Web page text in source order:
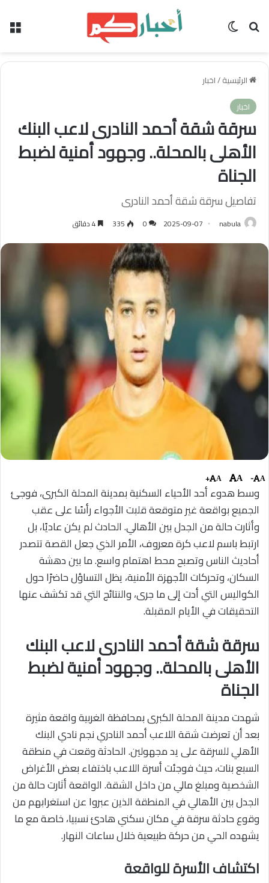
بحث عن الوضع المظلم
الرئيسية/اخبار
اخبار
سرقة شقة أحمد النادرى لاعب البنك
الأهلى بالمحلة.. وجهود أمنية لضبط
الجناة
تفاصيل سرقة شقة أحمد النادرى
nabula
2025-09-07
0
335
A
-
A
A
+
وسط هدوء أحد الأحياء السكنية بمدينة المحلة الكبرى، فوجئ
الجميع بواقعة غير متوقعة قلبت الأجواء رأسًا على عقب
وأثارت حالة من الجدل بين الأهالي. الحادث لم يكن عاديًا، بل
ارتبط باسم لاعب كرة معروف، الأمر الذي جعل القصة تتصدر
أحاديث الناس وتصبح محط اهتمام واسع. ما بين دهشة
السكان، وتحركات الأجهزة الأمنية، يظل التساؤل حاضرًا حول
الكواليس التي أدت إلى ما جرى، والنتائج التي قد تكشف عنها
التحقيقات في الأيام المقبلة.
سرقة شقة أحمد النادرى لاعب البنك
الأهلى بالمحلة.. وجهود أمنية لضبط
الجناة
شهدت مدينة المحلة الكبرى بمحافظة الغربية واقعة مثيرة
بعد أن تعرضت شقة اللاعب أحمد النادري نجم نادي البنك
الأهلي للسرقة على يد مجهولين. الحادثة وقعت في منطقة
السبع بنات، حيث فوجئت أسرة اللاعب باختفاء بعض الأغراض
الشخصية ومبلغ مالي من داخل الشقة. الواقعة أثارت حالة من
الجدل بين الأهالي في المنطقة الذين عبروا عن استغرابهم من
وقوع حادثة سرقة في مكان سكني هادئ نسبيا، خاصة مع ما
يشهده الحي من حركة طبيعية خلال ساعات النهار.
اكتشاف الأسرة للواقعة